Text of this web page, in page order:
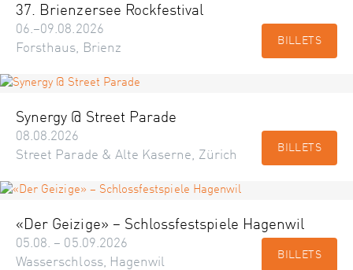
37. Brienzersee Rockfestival
06.–09.08.2026
Forsthaus, Brienz
BILLETS
Synergy @ Street Parade
08.08.2026
Street Parade & Alte Kaserne, Zürich
BILLETS
«Der Geizige» – Schlossfestspiele Hagenwil
05.08. – 05.09.2026
Wasserschloss, Hagenwil
BILLETS